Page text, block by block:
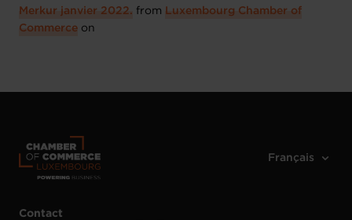
Merkur janvier 2022. from
Luxembourg Chamber of
Commerce on
Contact